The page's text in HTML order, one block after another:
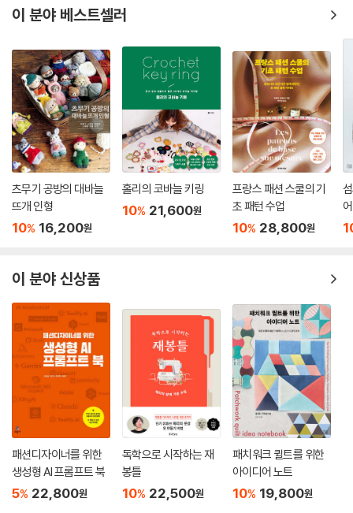
이 분야 베스트셀러
츠무기 공방의 대바늘
뜨개 인형
10% 16,200원
홀리의 코바늘 키링
10% 21,600원
프랑스 패션 스쿨의 기
초 패턴 수업
10% 28,800원
어
이 분야 신상품
패션디자이너를 위한
생성형 AI 프롬프트 북
5% 22,800원
독학으로 시작하는 재
봉틀
10% 22,500원
패치워크 퀼트를 위한
아이디어 노트
10% 19,800원